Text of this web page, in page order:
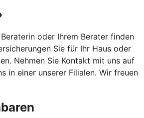
oder Ihrem Berater finden
Sie für Ihr Haus oder
Nehmen Sie Kontakt mit uns auf
in einer unserer Filialen. Wir freuen